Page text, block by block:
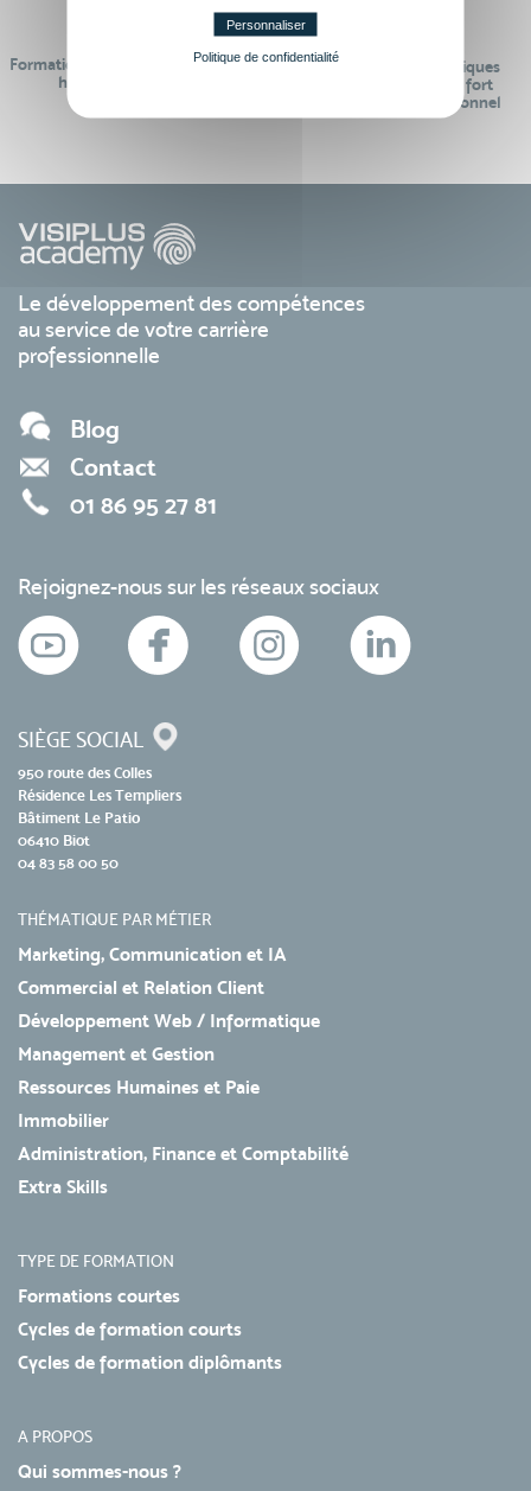
Formations réalisables pendant ou
hors temps de travail
Des contenus pédagogiques
« de pointe » et en lien fort
avec le monde professionnel
Le développement des compétences
au service de votre carrière
professionnelle
Blog
Contact
01 86 95 27 81
Rejoignez-nous sur les réseaux sociaux
SIÈGE SOCIAL
950 route des Colles
Résidence Les Templiers
Bâtiment Le Patio
06410 Biot
04 83 58 00 50
THÉMATIQUE PAR MÉTIER
Marketing, Communication et IA
Commercial et Relation Client
Développement Web / Informatique
Management et Gestion
Ressources Humaines et Paie
Immobilier
Administration, Finance et Comptabilité
Extra Skills
TYPE DE FORMATION
Formations courtes
Cycles de formation courts
Cycles de formation diplômants
A PROPOS
Qui sommes-nous ?
Personnaliser
Politique de confidentialité